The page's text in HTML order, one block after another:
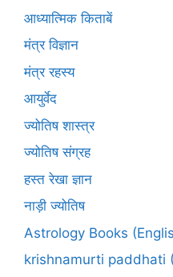
आध्यात्मिक किताबें
मंत्र विज्ञान
मंत्र रहस्य
आयुर्वेद
ज्योतिष शास्त्र
ज्योतिष संग्रह
हस्त रेखा ज्ञान
नाड़ी ज्योतिष
Astrology Books
krishnamurti paddhati